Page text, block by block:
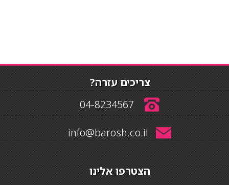
צריכים עזרה?
04-8234567
info@barosh.co.il
הצטרפו אלינו